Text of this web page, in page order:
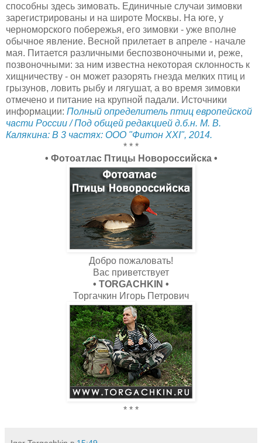
способны здесь зимовать. Единичные случаи зимовки
зарегистрированы и на широте Москвы. На юге, у
черноморского побережья, его зимовки - уже вполне
обычное явление. Весной прилетает в апреле - начале
мая. Питается различными беспозвоночными и, реже,
позвоночными: за ним известна некоторая склонность к
хищничеству - он может разорять гнезда мелких птиц и
грызунов, ловить рыбу и лягушат, а во время зимовки
отмечено и питание на крупной падали. Источники
информации: Полный определитель птиц европейской
части России / Под общей редакцией д.б.н. М. В.
Калякина: В 3 частях: ООО "Фитон XXI", 2014.
* * *
• Фотоатлас Птицы Новороссийска •
Добро пожаловать!
Вас приветствует
• TORGACHKIN •
Торгачкин Игорь Петрович
* * *